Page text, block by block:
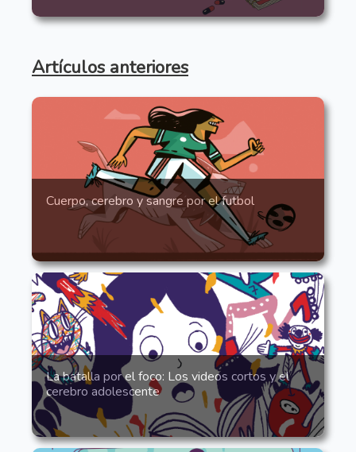
Artículos anteriores
Cuerpo, cerebro y sangre por el futbol
La batalla por el foco: Los videos cortos y el
cerebro adolescente